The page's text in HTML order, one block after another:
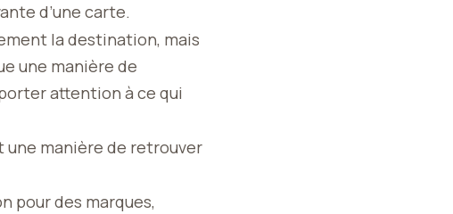
d’une carte.
la destination, mais
une manière de
attention à ce qui
une manière de retrouver
pour des marques,